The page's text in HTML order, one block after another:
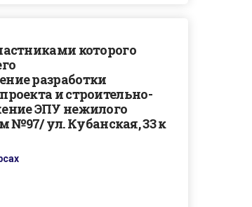
которого
разработки
и строительно-
ЭПУ нежилого
№97/ ул. Кубанская, 33 к